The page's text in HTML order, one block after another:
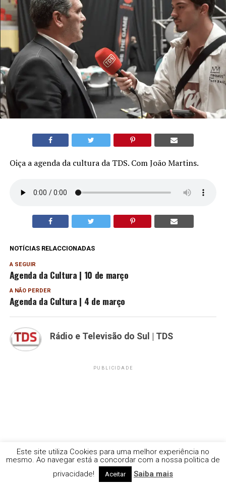
Oiça a agenda da cultura da TDS. Com João Martins.
NOTÍCIAS RELACCIONADAS
A SEGUIR
Agenda da Cultura | 10 de março
A NÃO PERDER
Agenda da Cultura | 4 de março
Rádio e Televisão do Sul | TDS
PUBLICIDADE
Este site utiliza Cookies para uma melhor experiência no
mesmo. Ao navegar está a concordar com a nossa politica de
privacidade!
Aceitar Saiba mais